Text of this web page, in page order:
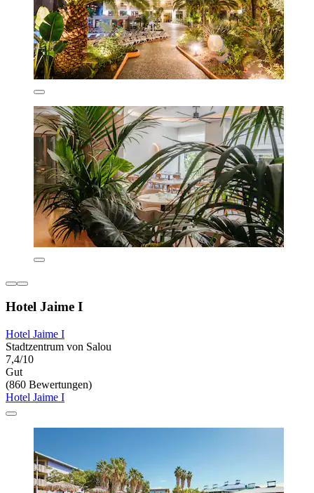
Hotel Jaime I
Hotel Jaime I
Stadtzentrum von Salou
7,4/10
Gut
(860 Bewertungen)
Hotel Jaime I